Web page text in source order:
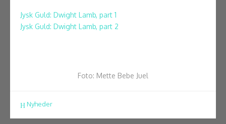
Jysk Guld: Dwight Lamb, part 1
Jysk Guld: Dwight Lamb, part 2
Foto: Mette Bebe Juel
Nyheder